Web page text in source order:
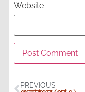
Website
PREVIOUS